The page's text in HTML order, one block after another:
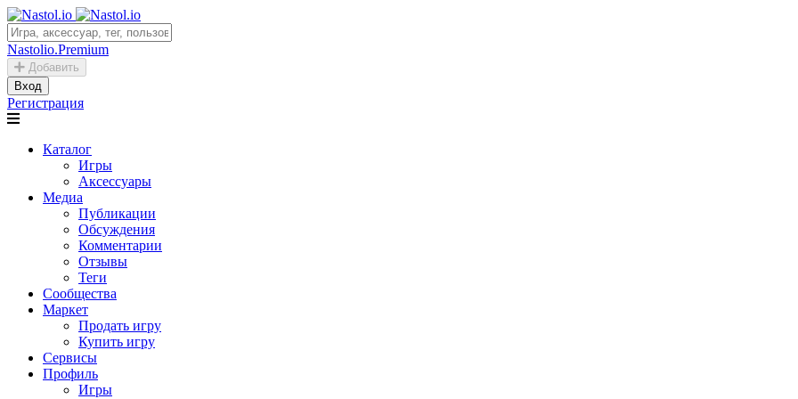
Nastolio.Premium
Добавить
Вход
Регистрация
Каталог
Игры
Аксессуары
Медиа
Публикации
Обсуждения
Комментарии
Отзывы
Теги
Сообщества
Маркет
Продать игру
Купить игру
Сервисы
Профиль
Игры